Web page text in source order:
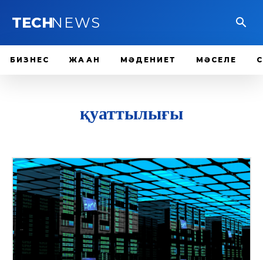
TECHNEWS
БИЗНЕС ЖАҺАН МӘДЕНИЕТ МӘСЕЛЕ
қуаттылығы